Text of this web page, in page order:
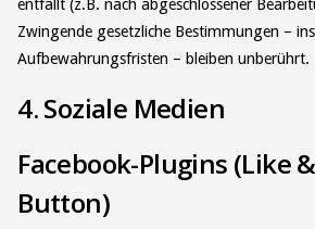
entfällt (z.B. nach abgeschlossener
Zwingende gesetzliche Bestimmungen –
Aufbewahrungsfristen – bleiben unberührt.
4. Soziale Medien
Facebook-Plugins (Like
Button)